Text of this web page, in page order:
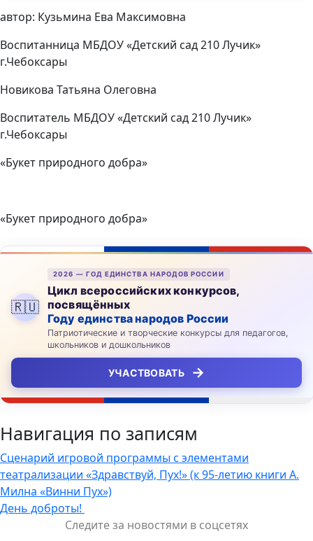
автор: Кузьмина Ева Максимовна
Воспитанница МБДОУ «Детский сад 210 Лучик»
г.Чебоксары
Новикова Татьяна Олеговна
Воспитатель МБДОУ «Детский сад 210 Лучик»
г.Чебоксары
«Букет природного добра»
«Букет природного добра»
🇷🇺
2026 — ГОД ЕДИНСТВА НАРОДОВ РОССИИ
Цикл всероссийских конкурсов,
посвящённых
Году единства народов России
Патриотические и творческие конкурсы для педагогов,
школьников и дошкольников
УЧАСТВОВАТЬ →
Навигация по записям
Сценарий игровой программы с элементами
театрализации «Здравствуй, Пух!» (к 95-летию книги А.
Милна «Винни Пух»)
День доброты!
Следите за новостями в соцсетях